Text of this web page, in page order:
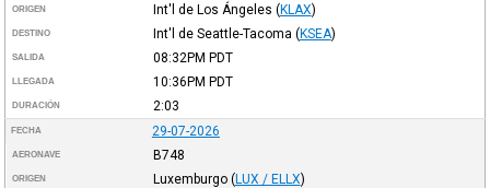
ORIGEN Int'l de Los Ángeles (KLAX)
DESTINO Int'l de Seattle-Tacoma (KSEA)
SALIDA 08:32PM PDT
LLEGADA 10:36PM PDT
DURACIÓN 2:03
FECHA 29-07-2026
AERONAVE B748
ORIGEN Luxemburgo (LUX / ELLX)